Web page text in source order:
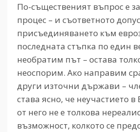
По-същественият въпрос е
процес – и съответното
присъединяването към
последната стъпка по един
необратим път – остава
неоспорим. Ако направим
други източни държави –
става ясно, че неучастието в
от него не е толкова
възможност, колкото се